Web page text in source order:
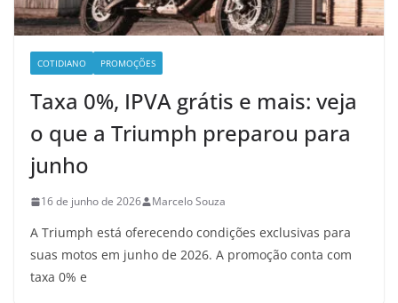
COTIDIANO PROMOÇÕES
Taxa 0%, IPVA grátis e mais: veja
o que a Triumph preparou para
junho
16 de junho de 2026 Marcelo Souza
A Triumph está oferecendo condições exclusivas para
suas motos em junho de 2026. A promoção conta com
taxa 0% e